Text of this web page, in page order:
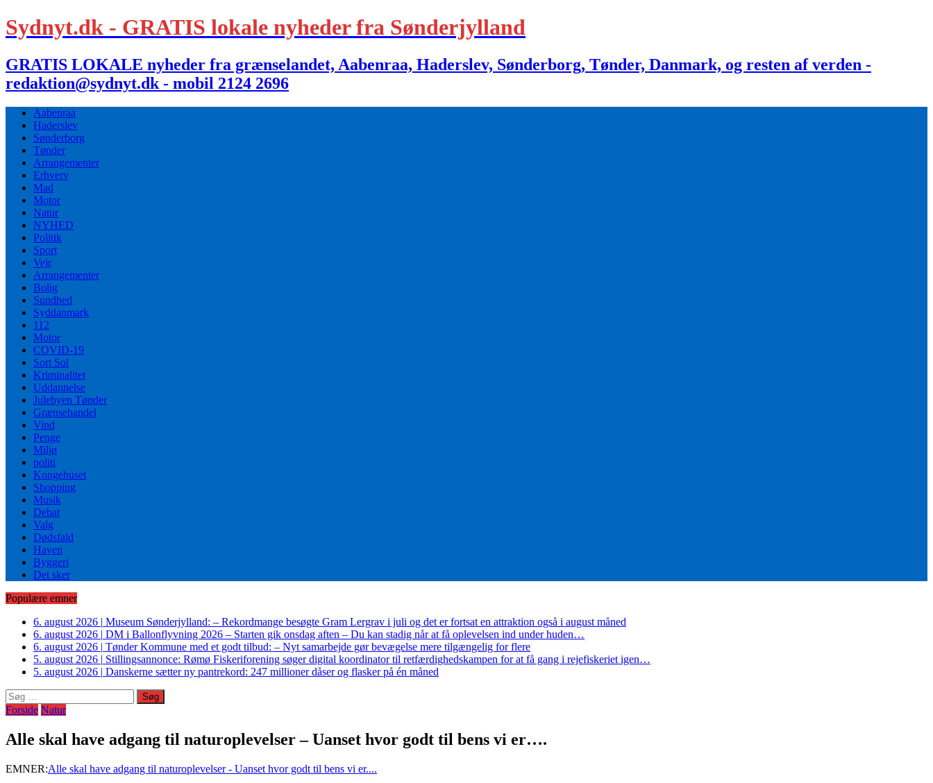
Sydnyt.dk - GRATIS lokale nyheder fra Sønderjylland
GRATIS LOKALE nyheder fra grænselandet, Aabenraa, Haderslev, Sønderborg, Tønder, Danmark, og resten af verden -
redaktion@sydnyt.dk - mobil 2124 2696
Aabenraa
Haderslev
Sønderborg
Tønder
Arrangementer
Erhverv
Mad
Motor
Natur
NYHED
Politik
Sport
Vejr
Arrangementer
Bolig
Sundhed
Syddanmark
112
Motor
COVID-19
Sort Sol
Kriminalitet
Uddannelse
Julebyen Tønder
Grænsehandel
Vind
Penge
Miljø
politi
Kongehuset
Shopping
Musik
Debat
Valg
Dødsfald
Haven
Byggeri
Det sker
Populære emner
6. august 2026 | Museum Sønderjylland: – Rekordmange besøgte Gram Lergrav i juli og det er fortsat en attraktion også i august måned
6. august 2026 | DM i Ballonflyvning 2026 – Starten gik onsdag aften – Du kan stadig når at få oplevelsen ind under huden…
6. august 2026 | Tønder Kommune med et godt tilbud: – Nyt samarbejde gør bevægelse mere tilgængelig for flere
5. august 2026 | Stillingsannonce: Rømø Fiskeriforening søger digital koordinator til retfærdighedskampen for at få gang i rejefiskeriet igen…
5. august 2026 | Danskerne sætter ny pantrekord: 247 millioner dåser og flasker på én måned
Søg
efter:
Forside Natur
Alle skal have adgang til naturoplevelser – Uanset hvor godt til bens vi er….
EMNER:Alle skal have adgang til naturoplevelser - Uanset hvor godt til bens vi er....